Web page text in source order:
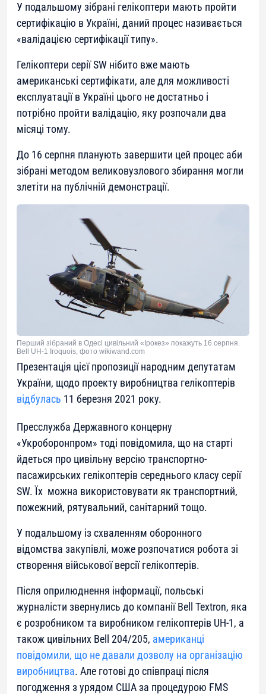
У подальшому зібрані гелікоптери мають пройти
сертифікацію в Україні, даний процес називається
«валідацією сертифікації типу».
Гелікоптери серії SW нібито вже мають
американські сертифікати, але для можливості
експлуатації в Україні цього не достатньо і
потрібно пройти валідацію, яку розпочали два
місяці тому.
До 16 серпня планують завершити цей процес аби
зібрані методом великовузлового збирання могли
злетіти на публічній демонстрації.
Перший зібраний в Одесі цивільний «Ірокез» покажуть 16 серпня.
Bell UH-1 Iroquois, фото wikiwand.com
Презентація цієї пропозиції народним депутатам
України, щодо проекту виробництва гелікоптерів
відбулась 11 березня 2021 року.
Пресслужба Державного концерну
«Укроборонпром» тоді повідомила, що на старті
йдеться про цивільну версію транспортно-
пасажирських гелікоптерів середнього класу серії
SW. Їх можна використовувати як транспортний,
пожежний, рятувальний, санітарний тощо.
У подальшому із схваленням оборонного
відомства закупівлі, може розпочатися робота зі
створення військової версії гелікоптерів.
Після оприлюднення інформації, польські
журналісти звернулись до компанії Bell Textron, яка
є розробником та виробником гелікоптерів UH-1, а
також цивільних Bell 204/205, американці
повідомили, що не давали дозволу на організацію
виробництва. Але готові до співпраці після
погодження з урядом США за процедурою FMS